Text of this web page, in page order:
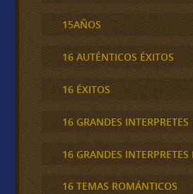
15AÑOS
16 AUTÉNTICOS ÉXITOS
16 ÉXITOS
16 GRANDES INTERPRETES
16 GRANDES INTERPRETES
16 TEMAS ROMÁNTICOS